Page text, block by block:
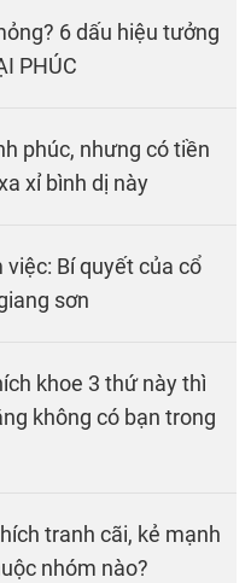
6 dấu hiệu tưởng
PHÚC
phúc, nhưng có tiền
xỉ bình dị này
Bí quyết của cổ
sơn
khoe 3 thứ này thì
không có bạn trong
tranh cãi, kẻ mạnh
nhóm nào?